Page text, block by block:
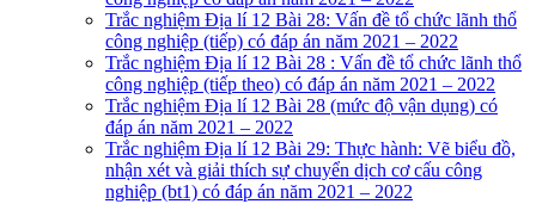
Trắc nghiệm Địa lí 12 Bài 28: Vấn đề tổ chức lãnh thổ
công nghiệp (tiếp) có đáp án năm 2021 – 2022
Trắc nghiệm Địa lí 12 Bài 28 : Vấn đề tổ chức lãnh thổ
công nghiệp (tiếp theo) có đáp án năm 2021 – 2022
Trắc nghiệm Địa lí 12 Bài 28 (mức độ vận dụng) có
đáp án năm 2021 – 2022
Trắc nghiệm Địa lí 12 Bài 29: Thực hành: Vẽ biểu đồ,
nhận xét và giải thích sự chuyển dịch cơ cấu công
nghiệp (bt1) có đáp án năm 2021 – 2022